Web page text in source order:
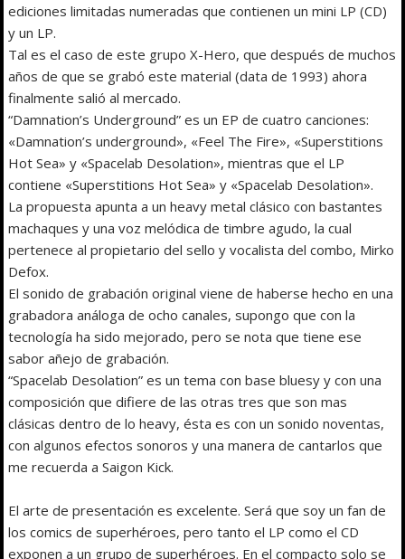
ediciones limitadas numeradas que contienen un mini LP (CD)
y un LP.
Tal es el caso de este grupo X-Hero, que después de muchos
años de que se grabó este material (data de 1993) ahora
finalmente salió al mercado.
“Damnation’s Underground” es un EP de cuatro canciones:
«Damnation’s underground», «Feel The Fire», «Superstitions
Hot Sea» y «Spacelab Desolation», mientras que el LP
contiene «Superstitions Hot Sea» y «Spacelab Desolation».
La propuesta apunta a un heavy metal clásico con bastantes
machaques y una voz melódica de timbre agudo, la cual
pertenece al propietario del sello y vocalista del combo, Mirko
Defox.
El sonido de grabación original viene de haberse hecho en una
grabadora análoga de ocho canales, supongo que con la
tecnología ha sido mejorado, pero se nota que tiene ese
sabor añejo de grabación.
“Spacelab Desolation” es un tema con base bluesy y con una
composición que difiere de las otras tres que son mas
clásicas dentro de lo heavy, ésta es con un sonido noventas,
con algunos efectos sonoros y una manera de cantarlos que
me recuerda a Saigon Kick.
El arte de presentación es excelente. Será que soy un fan de
los comics de superhéroes, pero tanto el LP como el CD
exponen a un grupo de superhéroes. En el compacto solo se